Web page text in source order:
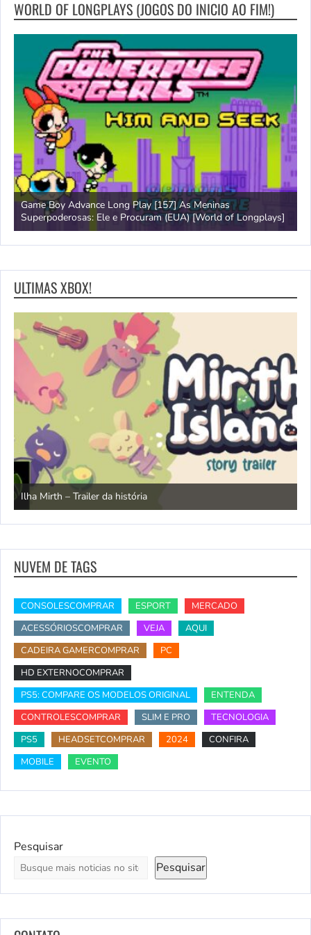
WORLD OF LONGPLAYS (JOGOS DO INICIO AO FIM!)
Game Boy Advance Long Play [157] As Meninas
Superpoderosas: Ele e Procuram (EUA) [World of Longplays]
ULTIMAS XBOX!
Ilha Mirth – Trailer da história
NUVEM DE TAGS
CONSOLESCOMPRAR ESPORT
MERCADO
ACESSÓRIOSCOMPRAR
VEJA
AQUI
CADEIRA GAMERCOMPRAR
PC
HD EXTERNOCOMPRAR
PS5: COMPARE OS MODELOS ORIGINAL
ENTENDA
CONTROLESCOMPRAR
SLIM E PRO
TECNOLOGIA
PS5
HEADSETCOMPRAR 2024
CONFIRA
MOBILE
EVENTO
Pesquisar
Pesquisar